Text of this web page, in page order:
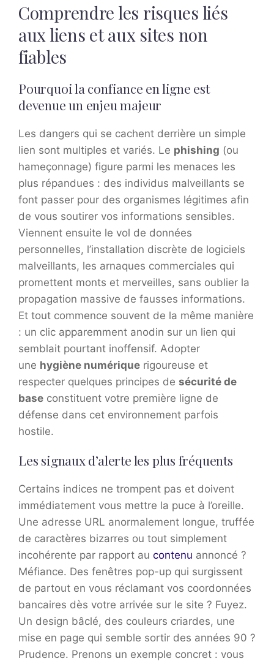
Comprendre les risques liés
aux liens et aux sites non
fiables
Pourquoi la confiance en ligne est
devenue un enjeu majeur
Les dangers qui se cachent derrière un simple
lien sont multiples et variés. Le phishing (ou
hameçonnage) figure parmi les menaces les
plus répandues : des individus malveillants se
font passer pour des organismes légitimes afin
de vous soutirer vos informations sensibles.
Viennent ensuite le vol de données
personnelles, l’installation discrète de logiciels
malveillants, les arnaques commerciales qui
promettent monts et merveilles, sans oublier la
propagation massive de fausses informations.
Et tout commence souvent de la même manière
: un clic apparemment anodin sur un lien qui
semblait pourtant inoffensif. Adopter
une hygiène numérique rigoureuse et
respecter quelques principes de sécurité de
base constituent votre première ligne de
défense dans cet environnement parfois
hostile.
Les signaux d’alerte les plus fréquents
Certains indices ne trompent pas et doivent
immédiatement vous mettre la puce à l’oreille.
Une adresse URL anormalement longue, truffée
de caractères bizarres ou tout simplement
incohérente par rapport au contenu annoncé ?
Méfiance. Des fenêtres pop-up qui surgissent
de partout en vous réclamant vos coordonnées
bancaires dès votre arrivée sur le site ? Fuyez.
Un design bâclé, des couleurs criardes, une
mise en page qui semble sortir des années 90 ?
Prudence. Prenons un exemple concret : vous